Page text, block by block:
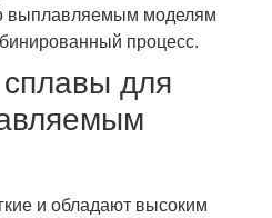
выплавляемым моделям
процесс.
для
и обладают высоким